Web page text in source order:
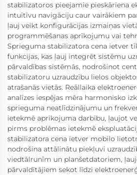
stabilizatoros pieejamie pieskāriena
intuītīvu navigāciju caur vairākiem
ļauj veikt konfigurācijas izmaiņas
programmēšanas aprīkojumu vai
Sprieguma stabilizatora cena ietver
funkcijas, kas ļauj integrēt sistēmu
pārvaldības sistēmās, nodrošinot
stabilizatoru uzraudzību lielos
atrašanās vietās. Reāllaika
analīzes iespējas mēra harmonisko
sprieguma neatlīdzinājumu un
ietekmē aprīkojuma darbību, ļaujot
pirms problēmas ietekmē
stabilizatora cena ietver mobilo
nodrošina attālinātu piekļuvi
viedtālrunīm un planšetdatoriem,
pārvaldītājiem sekot līdzi